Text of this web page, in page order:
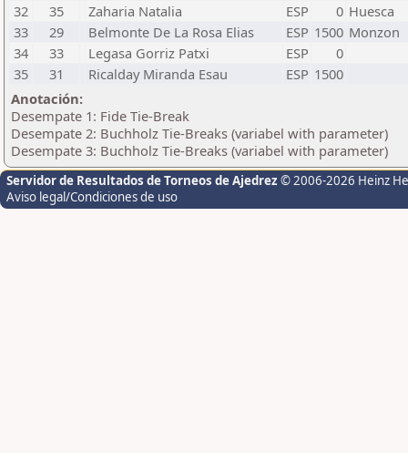
32
35 Zaharia Natalia ESP 0 Huesca
33
29 Belmonte De La Rosa Elias ESP 1500 Monzon
34
33 Legasa Gorriz Patxi ESP
0
35
31 Ricalday Miranda Esau ESP 1500
Anotación:
Desempate 1: Fide Tie-Break
Desempate 2: Buchholz Tie-Breaks (variabel with parameter)
Desempate 3: Buchholz Tie-Breaks (variabel with parameter)
Servidor de Resultados de Torneos de Ajedrez © 2006-2026 Heinz
Aviso legal/Condiciones de uso